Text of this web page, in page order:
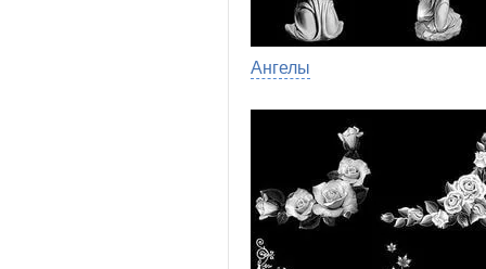
Ангелы